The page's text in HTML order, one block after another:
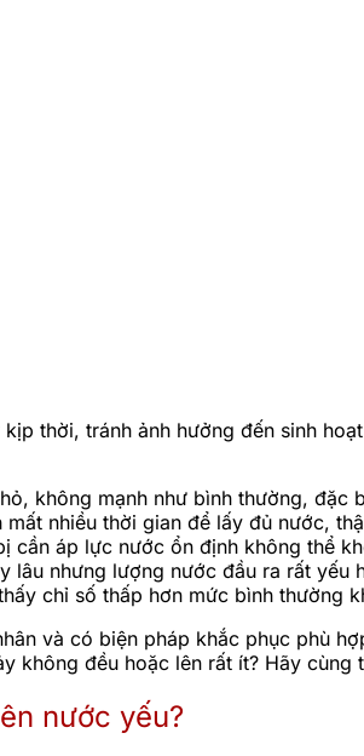
thời, tránh ảnh hưởng đến sinh
không mạnh như bình thường, đặc
nhiều thời gian để lấy đủ nước,
cần áp lực nước ổn định không thể
lâu nhưng lượng nước đầu ra rất yếu
chỉ số thấp hơn mức bình thường
và có biện pháp khắc phục phù
đều hoặc lên rất ít? Hãy
nước yếu?